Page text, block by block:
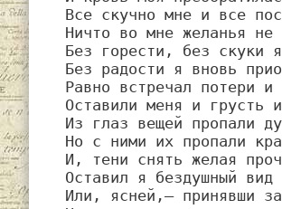
Все скучно мне и все
Ничто во мне желанья не
Без горести, без скуки
Без радости я вновь
Равно встречал потери и
Оставили меня и грусть
Из глаз вещей пропали
Но с ними их пропали
И, тени снять желая
Оставил я бездушный вид
Или, ясней,— принявши